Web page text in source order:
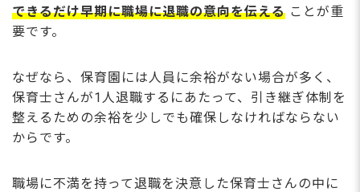
できるだけ早期に職場に退職の意向を伝える ことが重
要です。
なぜなら、保育園には人員に余裕がない場合が多く、
保育士さんが1人退職するにあたって、引き継ぎ体制を
整えるための余裕を少しでも確保しなければならない
からです。
職場に不満を持って退職を決意した保育士さんの中に